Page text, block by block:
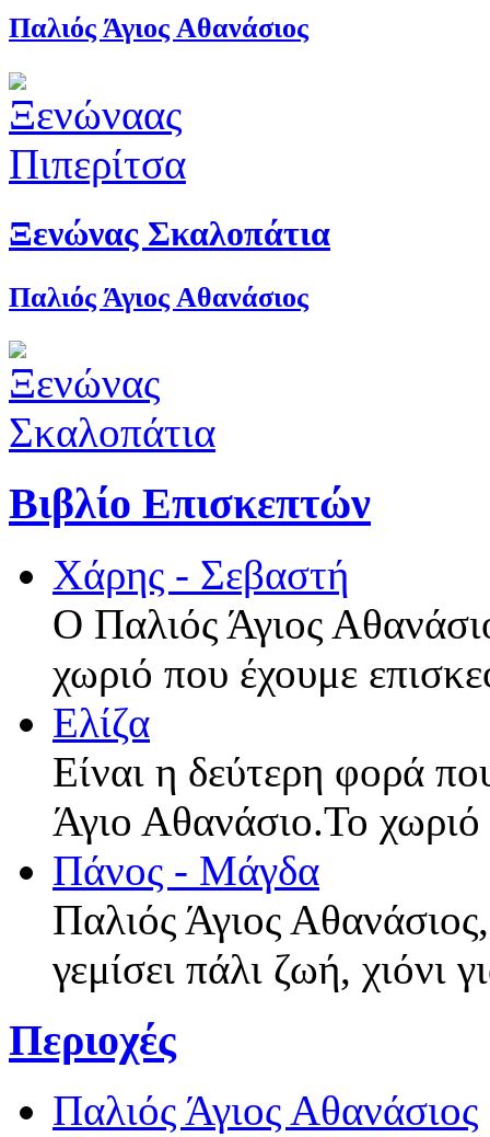
Παλιός Άγιος Αθανάσιος
Ξενώνας Σκαλοπάτια
Παλιός Άγιος Αθανάσιος
Βιβλίο Επισκεπτών
Χάρης - Σεβαστή
Ο Παλιός Άγιος
χωριό που έχουμε
Ελίζα
Είναι η δεύτερη φορά
Άγιο Αθανάσιο.Το
Πάνος - Μάγδα
Παλιός Άγιος
γεμίσει πάλι ζωή, χιόνι
Περιοχές
Παλιός Άγιος Αθανάσιος